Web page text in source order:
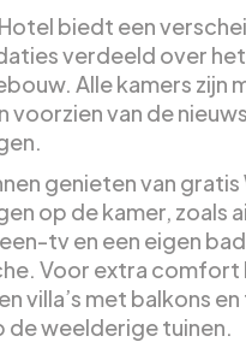
biedt een
verdeeld over
Alle kamers zijn
voorzien van de
genieten van gratis
op de kamer, zoals
tv en een eigen
Voor extra
villa’s met balkons
de weelderige tuinen.